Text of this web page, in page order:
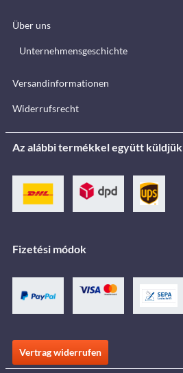
Über uns
Unternehmensgeschichte
Versandinformationen
Widerrufsrecht
Az alábbi termékkel együtt küldjük
Fizetési módok
Vertrag widerrufen